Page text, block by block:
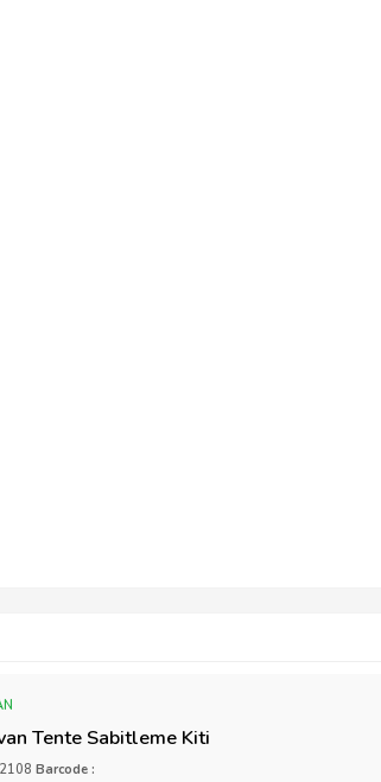
Tente Sabitleme Kiti
Barcode :